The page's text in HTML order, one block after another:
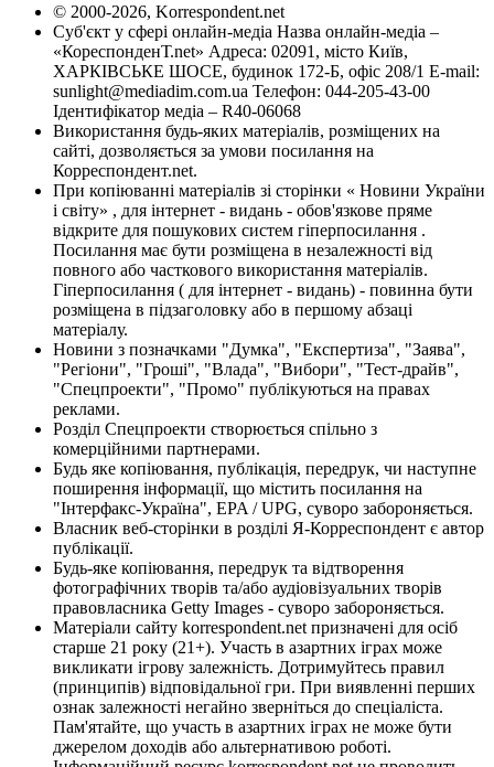
© 2000-2026, Korrespondent.net
Суб'єкт у сфері онлайн-медіа Назва онлайн-медіа –
«КореспонденТ.net» Адреса: 02091, місто Київ,
ХАРКІВСЬКЕ ШОСЕ, будинок 172-Б, офіс 208/1 E-mail:
sunlight@mediadim.com.ua Телефон: 044-205-43-00
Ідентифікатор медіа – R40-06068
Використання будь-яких матеріалів, розміщених на
сайті, дозволяється за умови посилання на
Корреспондент.net.
При копіюванні матеріалів зі сторінки « Новини України
і світу» , для інтернет - видань - обов'язкове пряме
відкрите для пошукових систем гіперпосилання .
Посилання має бути розміщена в незалежності від
повного або часткового використання матеріалів.
Гіперпосилання ( для інтернет - видань) - повинна бути
розміщена в підзаголовку або в першому абзаці
матеріалу.
Новини з позначками "Думка", "Експертиза", "Заява",
"Регіони", "Гроші", "Влада", "Вибори", "Тест-драйв",
"Спецпроекти", "Промо" публікуються на правах
реклами.
Розділ Спецпроекти створюється спільно з
комерційними партнерами.
Будь яке копіювання, публікація, передрук, чи наступне
поширення інформації, що містить посилання на
"Інтерфакс-Україна", EPA / UPG, суворо забороняється.
Власник веб-сторінки в розділі Я-Корреспондент є автор
публікації.
Будь-яке копіювання, передрук та відтворення
фотографічних творів та/або аудіовізуальних творів
правовласника Getty Images - суворо забороняється.
Матеріали сайту korrespondent.net призначені для осіб
старше 21 року (21+). Участь в азартних іграх може
викликати ігрову залежність. Дотримуйтесь правил
(принципів) відповідальної гри. При виявленні перших
ознак залежності негайно зверніться до спеціаліста.
Пам'ятайте, що участь в азартних іграх не може бути
джерелом доходів або альтернативою роботі.